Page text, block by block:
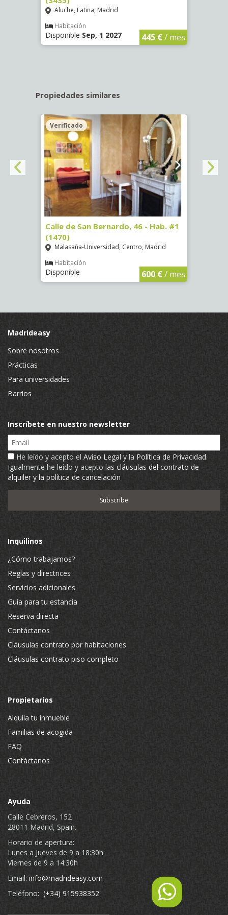
Aluche, Latina, Madrid
Habitación
Disponible Sep, 1 2027 445 €/ mes
Propiedades similares
Verificado
Calle de San Bernardo, 46 - Hab. #1
(1470)
Malasaña-Universidad, Centro, Madrid
Habitación
Disponible 600 €/ mes
Madrideasy
Sobre nosotros
Prácticas
Para universidades
Barrios
Inscríbete en nuestro newsletter
Email
He leído y acepto el Aviso Legal y la Política de Privacidad.
Igualmente he leído y acepto las cláusulas del contrato de
alquiler y la política de cancelación
Inquilinos
¿Cómo trabajamos?
Reglas y directrices
Servicios adicionales
Guía para tu estancia
Reserva directa
Contáctanos
Cláusulas contrato por habitaciones
Cláusulas contrato piso completo
Propietarios
Alquila tu inmueble
Familias de acogida
FAQ
Contáctanos
Ayuda
Calle Cebreros, 152
28011 Madrid, Spain.
Horario de apertura:
Lunes a Jueves de 9 a 18:30h
Viernes de 9 a 14:30h
Email: info@madrideasy.com
Teléfono: (+34) 915938352